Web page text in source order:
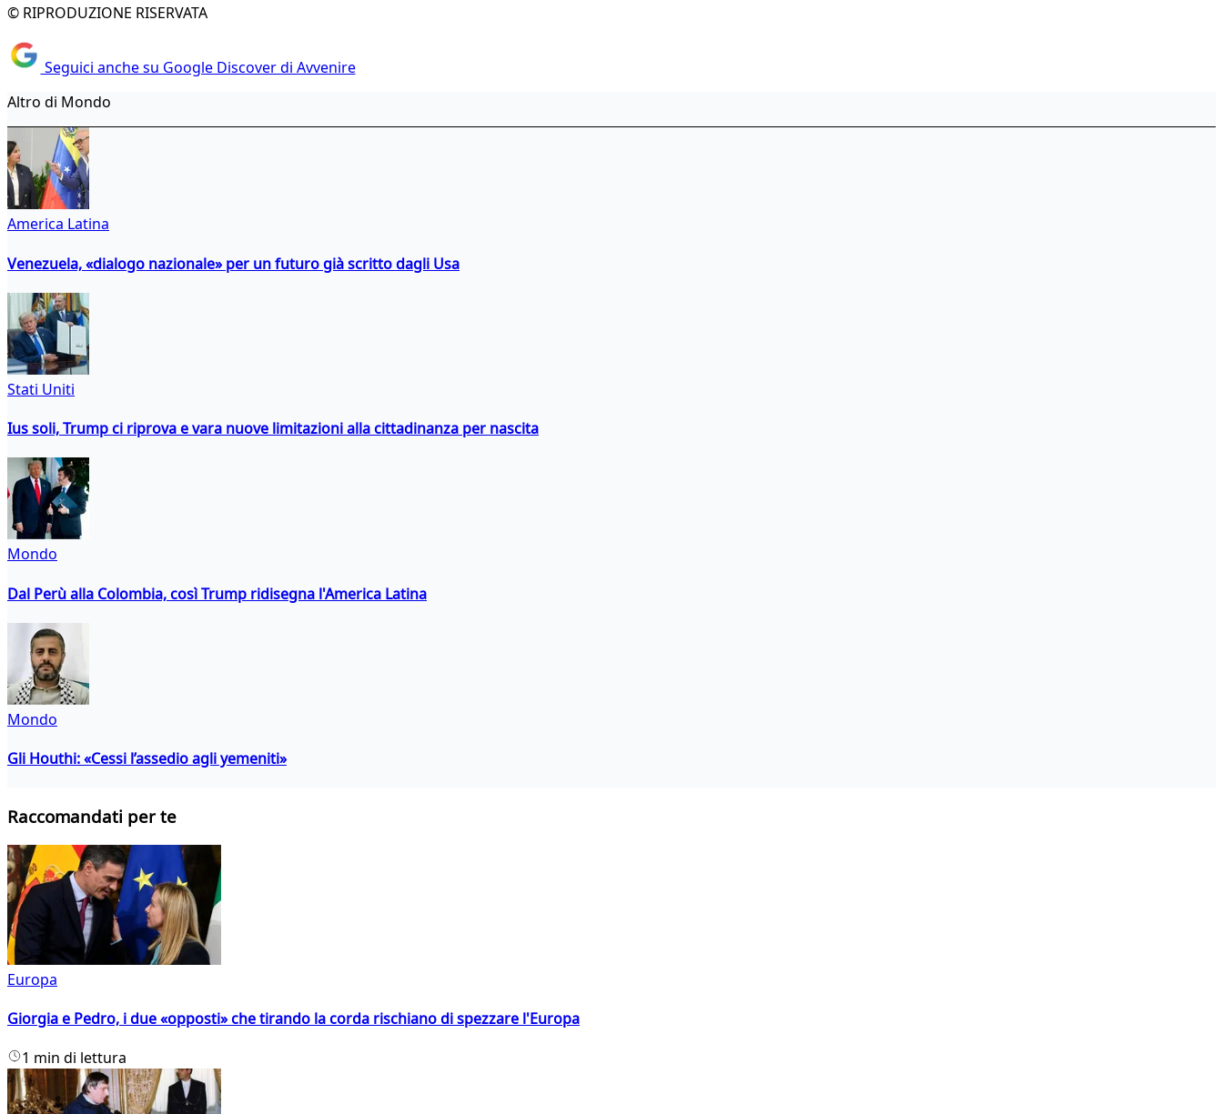
© RIPRODUZIONE RISERVATA
Seguici anche su Google Discover di Avvenire
Altro di Mondo
America Latina
Venezuela, «dialogo nazionale» per un futuro già scritto dagli Usa
Stati Uniti
Ius soli, Trump ci riprova e vara nuove limitazioni alla cittadinanza per nascita
Mondo
Dal Perù alla Colombia, così Trump ridisegna l'America Latina
Mondo
Gli Houthi: «Cessi l’assedio agli yemeniti»
Raccomandati per te
Europa
Giorgia e Pedro, i due «opposti» che tirando la corda rischiano di spezzare l'Europa
1 min di lettura